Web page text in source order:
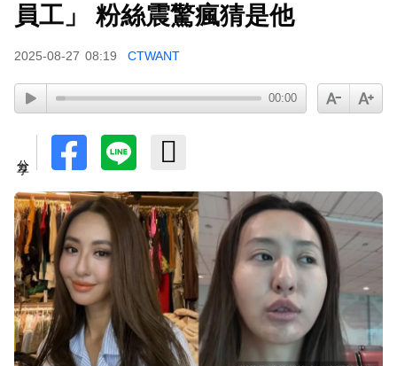
三傳聞」：你在講三小？
員工」 粉絲震驚瘋猜是他
2025-08-27 08:19 CTWANT
00:00